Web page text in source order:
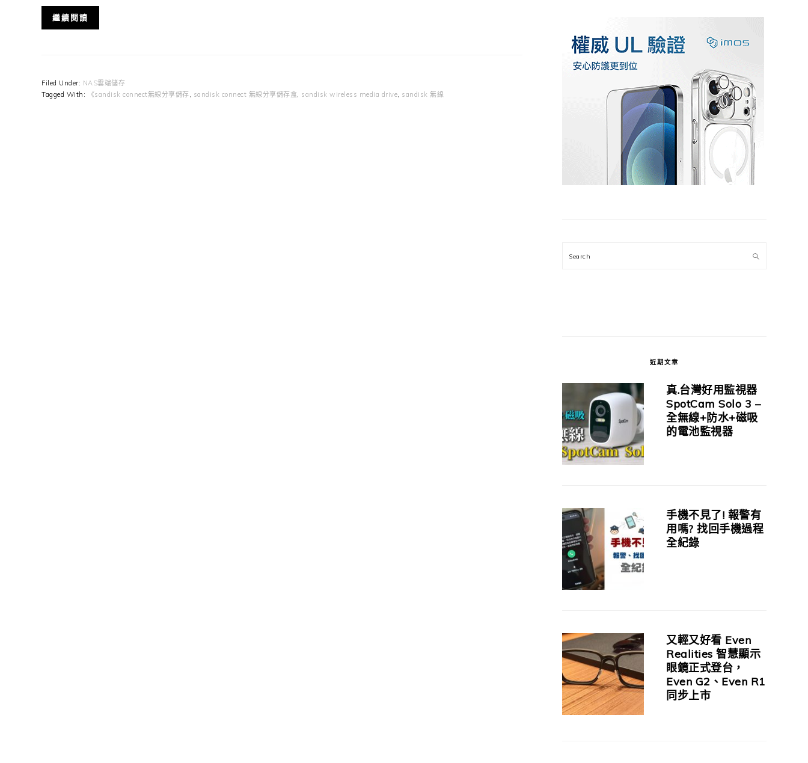
繼續閱讀
Filed Under: NAS雲端儲存
Tagged With:
《sandisk connect無線分享儲存, sandisk connect 無線分享儲存盒, sandisk wireless media drive, sandisk 無線
Search
近期文章
真.台灣好用監視器
SpotCam Solo 3 –
全無線+防水+磁吸
的電池監視器
手機不見了! 報警有
用嗎? 找回手機過程
全紀錄
又輕又好看 Even
Realities 智慧顯示
眼鏡正式登台，
Even G2、Even R1
同步上市